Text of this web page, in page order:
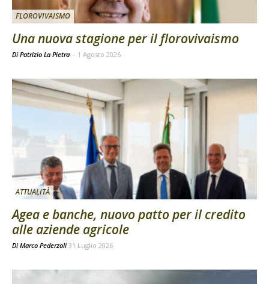
FLOROVIVAISMO
Una nuova stagione per il florovivaismo
Di Patrizio La Pietra - 1 Agosto 2026
ATTUALITÀ
Agea e banche, nuovo patto per il credito
alle aziende agricole
Di Marco Pederzoli 31 Luglio 2026